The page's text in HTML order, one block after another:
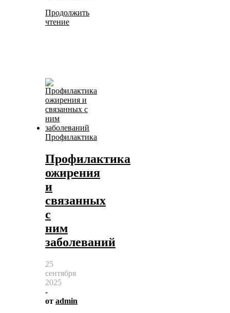
Продолжить
чтение
Профилактика
Профилактика
ожирения
и
связанных
с
ним
заболеваний
25
сентября
2025
-
от admin